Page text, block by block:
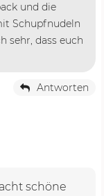
und die
Schupfnudeln
sehr, dass euch
Antworten
schöne